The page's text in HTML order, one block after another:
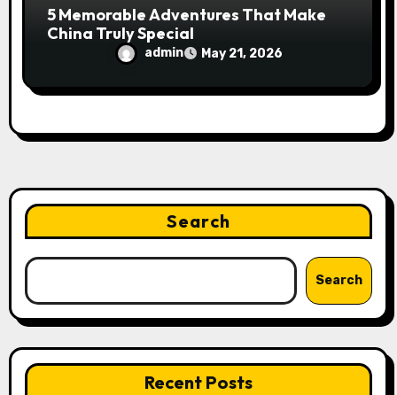
5 Memorable Adventures That Make
China Truly Special
admin May 21, 2026
Search
Search
Recent Posts